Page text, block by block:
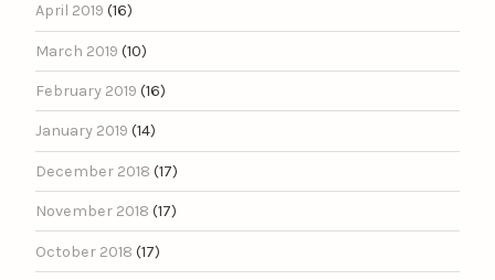
April 2019 (16)
March 2019 (10)
February 2019 (16)
January 2019 (14)
December 2018 (17)
November 2018 (17)
October 2018 (17)